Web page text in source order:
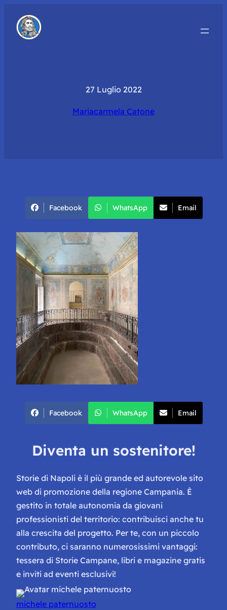
27 Luglio 2022
Mariacarmela Catone
Facebook WhatsApp Email
Facebook WhatsApp Email
Diventa un sostenitore!
Storie di Napoli è il più grande ed autorevole sito
web di promozione della regione Campania. È
gestito in totale autonomia da giovani
professionisti del territorio: contribuisci anche tu
alla crescita del progetto. Per te, con un piccolo
contributo, ci saranno numerosissimi vantaggi:
tessera di Storie Campane, libri e magazine gratis
e inviti ad eventi esclusivi!
michele paternuosto